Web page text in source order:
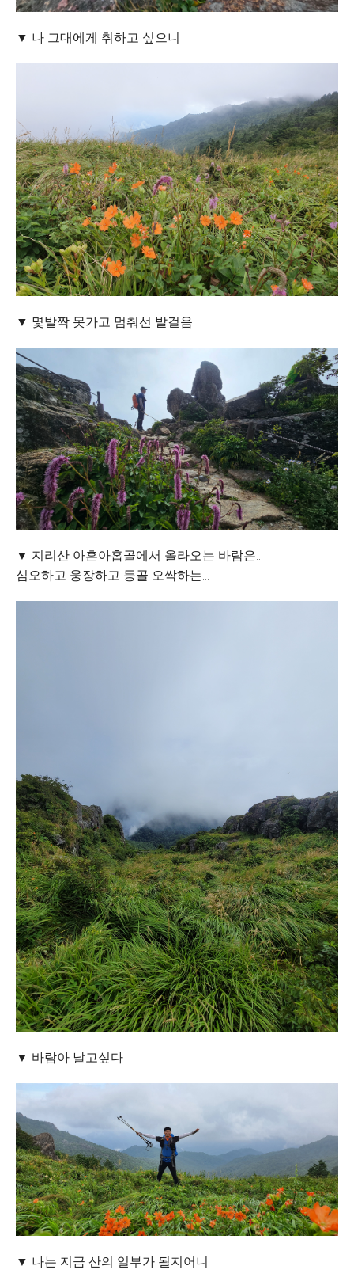
▼ 나 그대에게 취하고 싶으니
▼ 몇발짝 못가고 멈춰선 발걸음
▼ 지리산 아흔아홉골에서 올라오는 바람은...
심오하고 웅장하고 등골 오싹하는...
▼ 바람아 날고싶다
▼ 나는 지금 산의 일부가 될지어니